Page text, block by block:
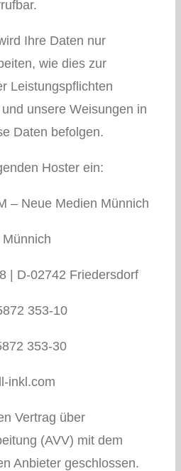
Ihre Daten nur
wie dies zur
Leistungspflichten
unsere Weisungen in
Daten befolgen.
Hoster ein:
– Neue Medien Münnich
| D-02742 Friedersdorf
353-10
353-30
inkl.com
Vertrag über
(AVV) mit dem
Anbieter geschlossen.